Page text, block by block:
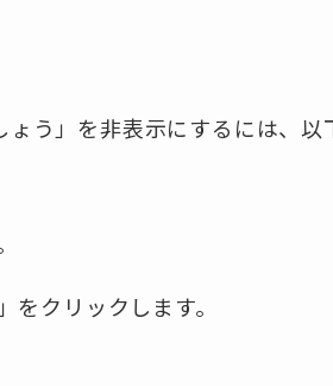
う」を非表示にするには、以
クリックします。